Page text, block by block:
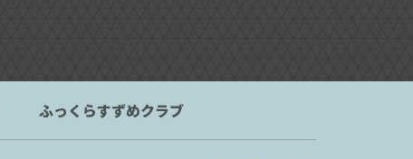
ふっくらすずめクラブ